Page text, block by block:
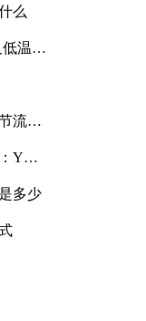
么
温冲
流量
Y
多少